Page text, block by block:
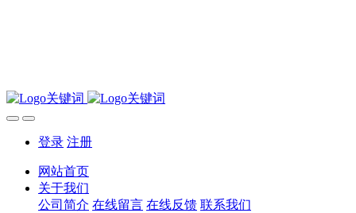
登录 注册
网站首页
关于我们
公司简介 在线留言 在线反馈 联系我们